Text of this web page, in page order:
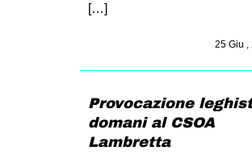
Fb
[…]
25 Giu ,
Provocazione
domani al CSOA
Lambretta